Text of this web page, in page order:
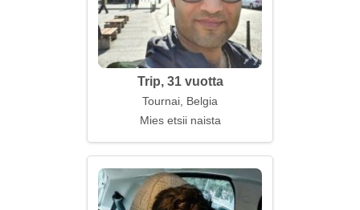
Trip, 31 vuotta
Tournai, Belgia
Mies etsii naista